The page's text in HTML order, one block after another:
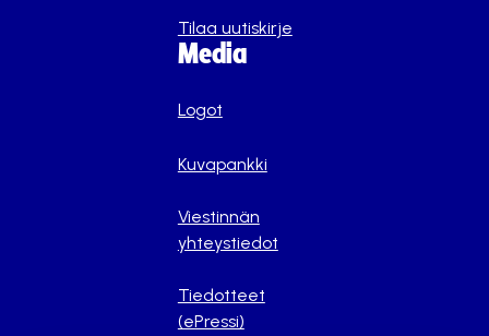
Tilaa uutiskirje
Media
Logot
Kuvapankki
Viestinnän
yhteystiedot
Tiedotteet
(ePressi)